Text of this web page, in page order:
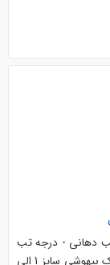
از شماره 2 الی 6.5 - درجه تب دهانی - درجه تب
- ماسک بیهوشی سایز 1 الی